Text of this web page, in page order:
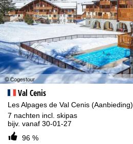
Val Cenis
Les Alpages de Val Cenis (Aanbieding)
7 nachten incl. skipas
bijv. vanaf 30-01-27
96 %